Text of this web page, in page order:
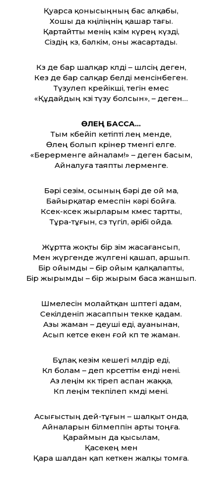
Қуарса қонысыңның бас алқабы,
Хошы да көңіліңнің қашар тағы.
Қартайт­ты менің көзім күрең күзді,
Сіздің көз, бәлкім, оны жасартады.
Көз де бар шалқар көлді – шөлсің деген,
Кез де бар салқар белді менсінбеген.
Түзулеп көрейікші, тегін емес
«Құдайдың көзі түзу болсын», – деген…
ӨЛЕҢ БАССА…
Тым көбейіп кетіпті өлең менде,
Өлең болып көрінер төменгі елге.
«Берерменге айналам!» – деген басым,
Айналуға таяпты өлерменге.
Бәрі сезім, осының бәрі де ой ма,
Байырқатар емеспін кәрі бойға.
Көсек-көсек жырларым көмес тарт­ты,
Тұра-тұғын, сөз түгіл, әрібі ойда.
Жұрт­та жоқты бір өзім жасағансып,
Мен жүргенде жүлгені қашап, аршып.
Бір ойымды – бір ойым қалқалапты,
Бір жырымды – бір жырым баса жаншып.
Шөмелесін молайт­қан шөптегі адам,
Секілденіп жасаппын текке қадам.
Азы жаман – деуші еді, ауанынан,
Асып кетсе екен ғой көп те жаман.
Бұлақ кезім кешегі мөлдір еді,
Көл болам – деп көрсет­тім енді нені.
Аз өлеңім көк тіреп аспан жаққа,
Көп өлеңім текпілеп көмді мені.
Асығыстың дей-тұғын – шалқыт онда,
Айналарын білмеппін арты тоңға.
Қараймын да қысылам,
Қасекең мен
Қара шалдан қап кеткен жалқы томға.